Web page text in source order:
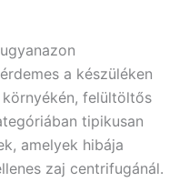
a készüléken
felültöltős
tipikusan
amelyek hibája
zaj centrifugánál.